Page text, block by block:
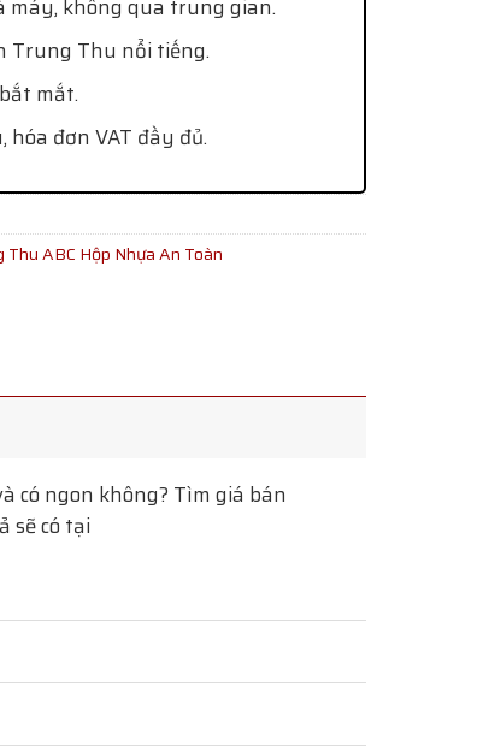
máy, không qua trung gian.
Trung Thu nổi tiếng.
mắt.
đơn VAT đầy đủ.
Thu ABC Hộp Nhựa An Toàn
có ngon không? Tìm giá bán
sẽ có tại